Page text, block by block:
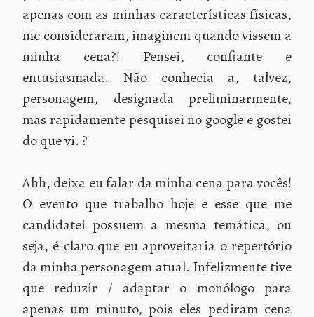
apenas com as minhas características físicas,
me consideraram, imaginem quando vissem a
minha cena?! Pensei, confiante e
entusiasmada. Não conhecia a, talvez,
personagem, designada preliminarmente,
mas rapidamente pesquisei no google e gostei
do que vi. ?
Ahh, deixa eu falar da minha cena para vocês!
O evento que trabalho hoje e esse que me
candidatei possuem a mesma temática, ou
seja, é claro que eu aproveitaria o repertório
da minha personagem atual. Infelizmente tive
que reduzir / adaptar o monólogo para
apenas um minuto, pois eles pediram cena